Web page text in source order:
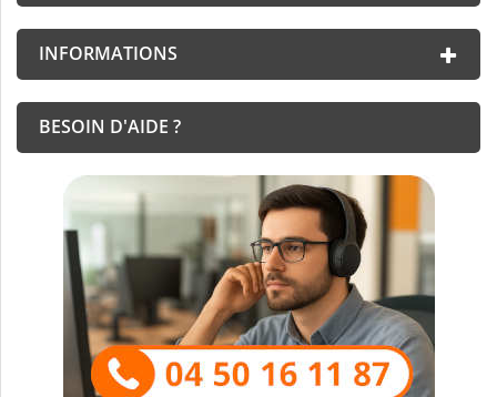
INFORMATIONS
BESOIN D'AIDE ?